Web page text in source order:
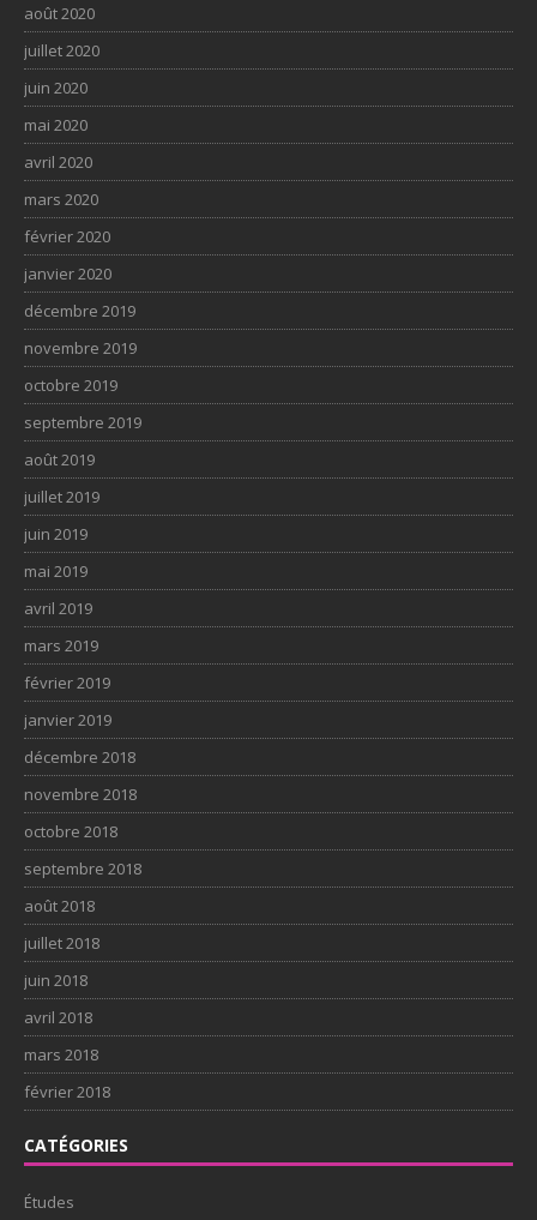
août 2020
juillet 2020
juin 2020
mai 2020
avril 2020
mars 2020
février 2020
janvier 2020
décembre 2019
novembre 2019
octobre 2019
septembre 2019
août 2019
juillet 2019
juin 2019
mai 2019
avril 2019
mars 2019
février 2019
janvier 2019
décembre 2018
novembre 2018
octobre 2018
septembre 2018
août 2018
juillet 2018
juin 2018
avril 2018
mars 2018
février 2018
CATÉGORIES
Études